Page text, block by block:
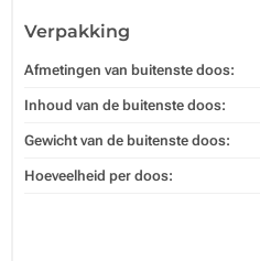
Verpakking
Afmetingen van buitenste doos:
Inhoud van de buitenste doos:
Gewicht van de buitenste doos:
Hoeveelheid per doos: